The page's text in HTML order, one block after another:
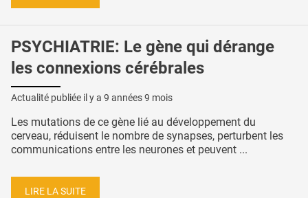
PSYCHIATRIE: Le gène qui dérange
les connexions cérébrales
Actualité publiée il y a 9 années 9 mois
Les mutations de ce gène lié au développement du
cerveau, réduisent le nombre de synapses, perturbent les
communications entre les neurones et peuvent ...
LIRE LA SUITE